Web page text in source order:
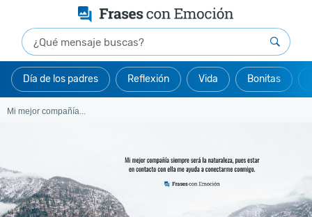
Día de los padres Reflexión Vida Bonitas
Mi mejor compañía...